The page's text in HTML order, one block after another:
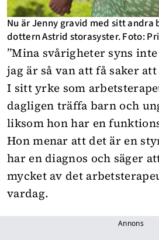
Nu är Jenny gravid med sitt andra
dottern Astrid storasyster. Foto:
”Mina svårigheter syns
jag är så van att få saker
I sitt yrke som
dagligen träffa barn och
liksom hon har en
Hon menar att det är en
har en diagnos och säger
mycket av det
vardag.
Annons